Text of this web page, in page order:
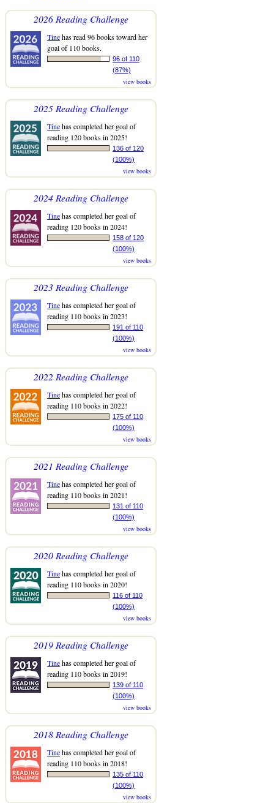
2026 Reading Challenge
Tinehas read 96 books toward her
goal of 110 books.
96 of 110
(87%)
view books
2025 Reading Challenge
Tinehas completed her goal of
reading 120 books in 2025!
136 of 120
(100%)
view books
2024 Reading Challenge
Tinehas completed her goal of
reading 120 books in 2024!
158 of 120
(100%)
view books
2023 Reading Challenge
Tinehas completed her goal of
reading 110 books in 2023!
191 of 110
(100%)
view books
2022 Reading Challenge
Tinehas completed her goal of
reading 110 books in 2022!
175 of 110
(100%)
view books
2021 Reading Challenge
Tinehas completed her goal of
reading 110 books in 2021!
131 of 110
(100%)
view books
2020 Reading Challenge
Tinehas completed her goal of
reading 110 books in 2020!
116 of 110
(100%)
view books
2019 Reading Challenge
Tinehas completed her goal of
reading 110 books in 2019!
139 of 110
(100%)
view books
2018 Reading Challenge
Tinehas completed her goal of
reading 110 books in 2018!
135 of 110
(100%)
view books